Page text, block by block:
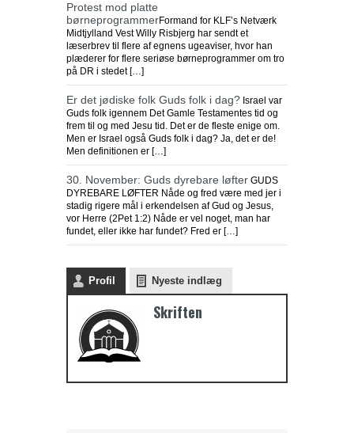
Protest mod platte
børneprogrammerFormand for KLF’s Netværk
Midtjylland Vest Willy Risbjerg har sendt et
læserbrev til flere af egnens ugeaviser, hvor han
plæderer for flere seriøse børneprogrammer om tro
på DR i stedet […]
Er det jødiske folk Guds folk i dag? Israel var
Guds folk igennem Det Gamle Testamentes tid og
frem til og med Jesu tid. Det er de fleste enige om.
Men er Israel også Guds folk i dag? Ja, det er de!
Men definitionen er […]
30. November: Guds dyrebare løfter GUDS
DYREBARE LØFTER Nåde og fred være med jer i
stadig rigere mål i erkendelsen af Gud og Jesus,
vor Herre (2Pet 1:2) Nåde er vel noget, man har
fundet, eller ikke har fundet? Fred er […]
Profil Nyeste indlæg
Skriften